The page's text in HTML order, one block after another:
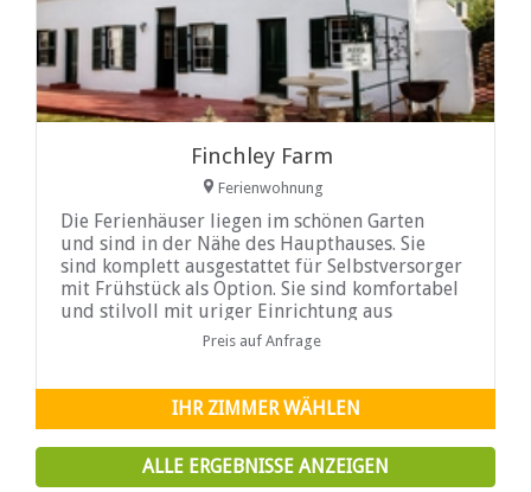
Finchley Farm
Ferienwohnung
Die Ferienhäuser liegen im schönen Garten
und sind in der Nähe des Haupthauses. Sie
sind komplett ausgestattet für Selbstversorger
mit Frühstück als Option. Sie sind komfortabel
und stilvoll mit uriger Einrichtung aus
vergangenen Tagen eingerichtet.
Preis auf Anfrage
IHR ZIMMER WÄHLEN
ALLE ERGEBNISSE ANZEIGEN